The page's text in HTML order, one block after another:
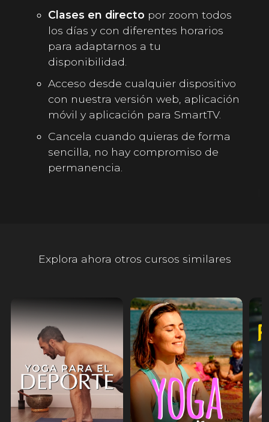
Clases en directo por zoom todos
los días y con diferentes horarios
para adaptarnos a tu
disponibilidad.
Acceso desde cualquier dispositivo
con nuestra versión web, aplicación
móvil y aplicación para SmartTV.
Cancela cuando quieras de forma
sencilla, no hay compromiso de
permanencia.
Explora ahora otros cursos similares